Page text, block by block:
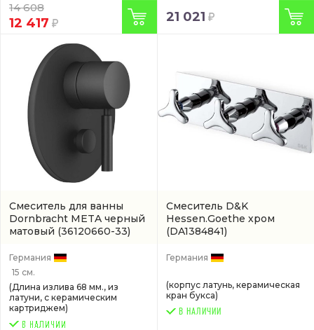
14 608
12 417 21 021
Смеситель для ванны
Dornbracht META черный
матовый (36120660-33)
Германия
15 см.
(Длина излива 68 мм., из
латуни, с керамическим
картриджем)
Смеситель D&K
Hessen.Goethe хром
(DA1384841)
Германия
(корпус латунь, керамическая
кран букса)
В НАЛИЧИИ